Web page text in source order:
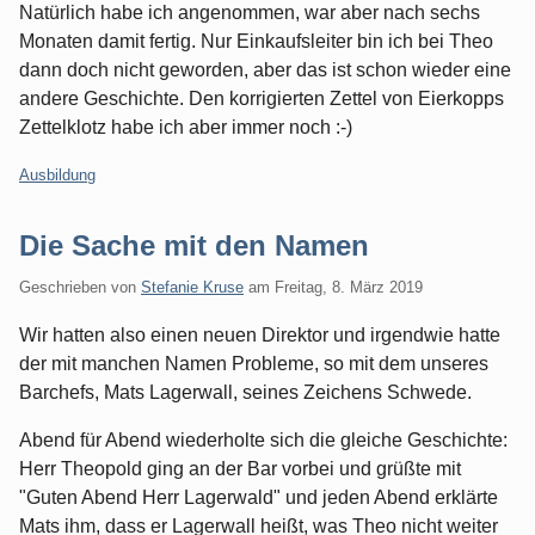
Natürlich habe ich angenommen, war aber nach sechs
Monaten damit fertig. Nur Einkaufsleiter bin ich bei Theo
dann doch nicht geworden, aber das ist schon wieder eine
andere Geschichte. Den korrigierten Zettel von Eierkopps
Zettelklotz habe ich aber immer noch :-)
Kategorien:
Ausbildung
Die Sache mit den Namen
Geschrieben von Stefanie Kruse am Freitag, 8. März 2019
Wir hatten also einen neuen Direktor und irgendwie hatte
der mit manchen Namen Probleme, so mit dem unseres
Barchefs, Mats Lagerwall, seines Zeichens Schwede.
Abend für Abend wiederholte sich die gleiche Geschichte:
Herr Theopold ging an der Bar vorbei und grüßte mit
"Guten Abend Herr Lagerwald" und jeden Abend erklärte
Mats ihm, dass er Lagerwall heißt, was Theo nicht weiter